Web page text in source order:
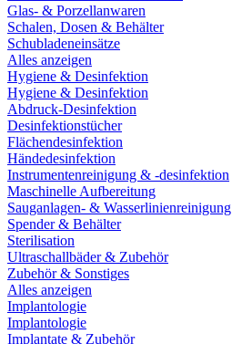
Glas- & Porzellanwaren
Schalen, Dosen & Behälter
Schubladeneinsätze
Alles anzeigen
Hygiene & Desinfektion
Hygiene & Desinfektion
Abdruck-Desinfektion
Desinfektionstücher
Flächendesinfektion
Händedesinfektion
Instrumentenreinigung & -desinfektion
Maschinelle Aufbereitung
Sauganlagen- & Wasserlinienreinigung
Spender & Behälter
Sterilisation
Ultraschallbäder & Zubehör
Zubehör & Sonstiges
Alles anzeigen
Implantologie
Implantologie
Implantate & Zubehör